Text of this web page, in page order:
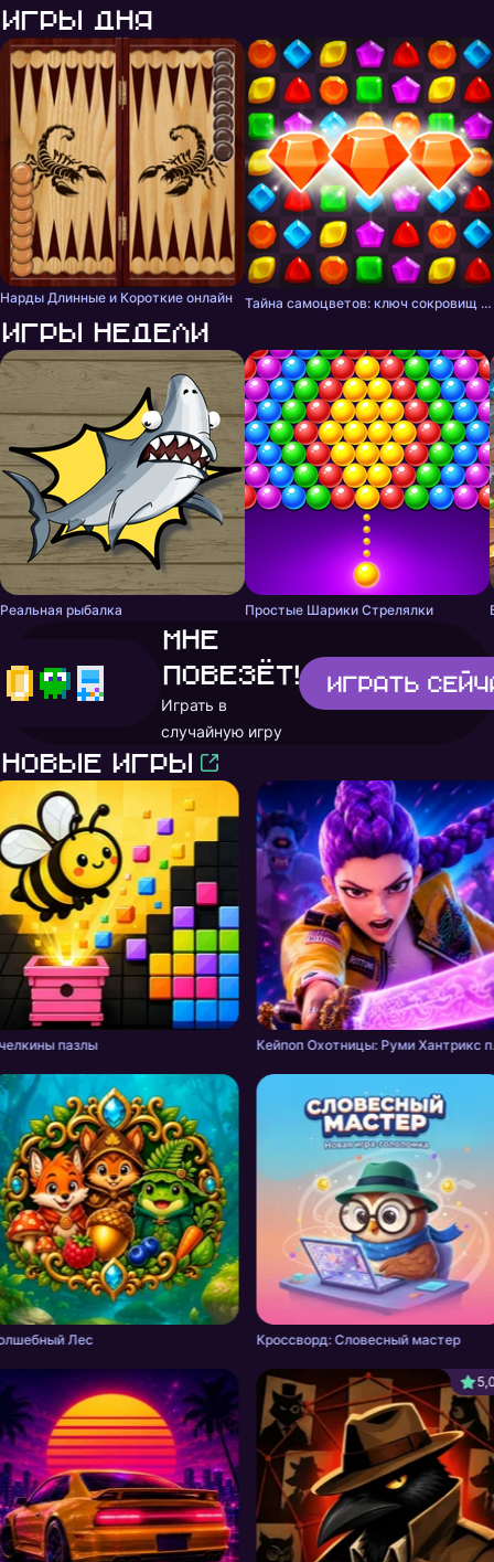
Игры дня
Нарды Длинные и Короткие онлайн Тайна самоцветов: ключ сокровищ - три в ряд
Игры недели
Реальная рыбалка Простые Шарики Стрелялки
Мне
повезёт!
Играть в
случайную игру
Играть
Новые игры
пазлы Кейпоп
Лес Кроссворд: Словесный мастер